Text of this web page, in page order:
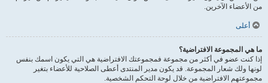
من الأعضاء الآخرين.
أعلى
ما هي المجموعة الافتراضية؟
إذا كنت عضو في أكثر من مجموعة فمجموعتك الافتراضية هي التي يكون اسمك بنفس
لونها ولك شعار المجموعة. قد يكون مدير المنتدى أعطى الصلاحية للأعضاء بتغير
مجموعتهم الافتراضية من خلال لوحة التحكم الشخصية.